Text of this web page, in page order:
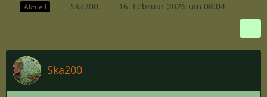
Aktuell Ska200 16. Februar 2026 um 08:04
Ska200